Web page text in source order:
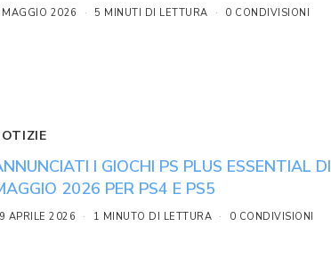
2026 5 MINUTI DI LETTURA 0 CONDIVISIONI
I GIOCHI PS PLUS ESSENTIAL DI
2026 PER PS4 E PS5
APRILE 2026 1 MINUTO DI LETTURA 0 CONDIVISIONI